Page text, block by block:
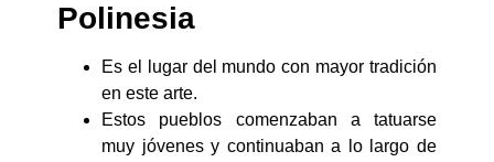
Polinesia
Es el lugar del mundo con mayor tradición
en este arte.
Estos pueblos comenzaban a tatuarse
muy jóvenes y continuaban a lo largo de